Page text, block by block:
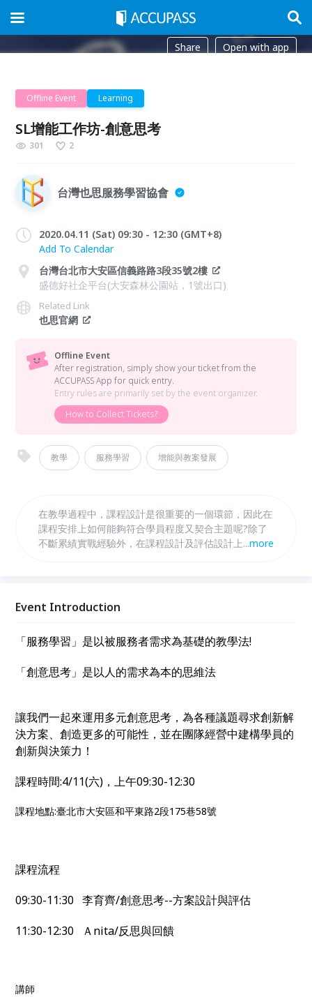
Share Open with app
Offline Event Learning
SL增能工作坊-創意思考
301 2
台灣也思服務學習協會
2020.04.11 (Sat) 09:30 - 12:30 (GMT+8)
Add To Calendar
台灣台北市大安區信義路路3段35號2樓
盛德好社企平台(大安森林公園站，1號出口)
Related Link
也思官網
Offline Event
After registration, simply show your ticket from the
ACCUPASS App for quick entry.
Entry rules are primarily set by the event organizer.
How to Collect Tickets?
教學 服務學習 增能與教案發展
在教學過程中，課程設計是很重要的一個環節，因此在
課程安排上如何能夠符合學員程度又契合主題呢?除了
不斷累績實戰經驗外，在課程設計及評估設計上也需要
...more
Event Introduction
「服務學習」是以被服務者需求為基礎的教學法!
「創意思考」是以人的需求為本的思維法
讓我們一起來運用多元創意思考，為各種議題尋求創新解
決方案、創造更多的可能性，並在團隊經營中建構學員的
創新與決策力！
課程時間:4/11(六)，上午09:30-12:30
課程地點:臺北市大安區和平東路2段175巷58號
課程流程
09:30-11:30 李育齊/創意思考--方案設計與評估
11:30-12:30 Ａnita/反思與回饋
講師